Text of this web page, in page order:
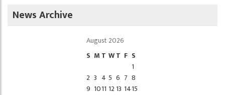
News Archive
August 2026
S M T WT F S
1
2 3 4 5 6 7 8
9 1011 12 13 1415